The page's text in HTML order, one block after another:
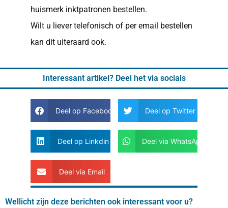
huismerk inktpatronen bestellen.
Wilt u liever telefonisch of per email bestellen
kan dit uiteraard ook.
Interessant artikel? Deel het via socials
Deel op Facebook Deel op Twitter
Deel op Linkdin Deel via WhatsApp
Deel via Email
Wellicht zijn deze berichten ook interessant voor u?